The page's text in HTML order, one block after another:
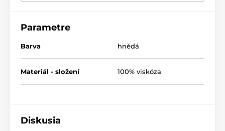
Šířka: 60 cm
Šál
Pohlaví: univerzální
Parametre
Barva hnědá
Materiál - složení 100% viskóza
Diskusia